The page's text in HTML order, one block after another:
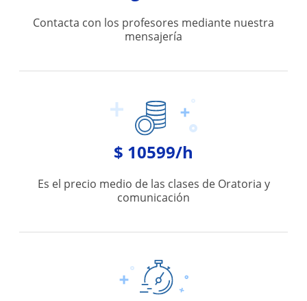
Contacta con los profesores mediante nuestra
mensajería
$ 10599/h
Es el precio medio de las clases de Oratoria y
comunicación